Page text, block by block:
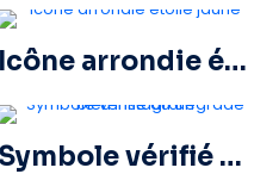
Icône arrondie étoile jaune
Symbole vérifié du dégradé bleu Instagram